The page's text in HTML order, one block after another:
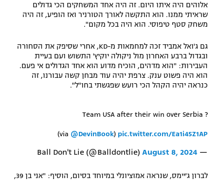
אלוהים היה איתו היום. זה היה אחד המשחקים הכי גדולים
שראיתי ממנו. הוא התקשה לאורך הטורניר ואז הופיע, זה היה
משחק סטף טיפוסי. הוא היה בכל מקום".
גם ג'ואל אמביד זכה למחמאות מ-KD, אחרי שסיפק את הסחורה
ובגדול ברבע האחרון מול ניקולה יוקיץ' התשוש ועם בעיית
העבירות: "הוא מדהים, הוכיח מדוע הוא אחד הגדולים אי פעם.
הוא היה פשוט ענק. צרפת יהיה עוד מבחן קשה עבורנו, זה
כנראה יהיה הקהל הכי רועש שפגשתי בחו"ל".
Team USA after their win over Serbia ?
(via @DevinBook) pic.twitter.com/Ea1i45Z1AP
— Ball Don't Lie (@Balldontlie)
August 8, 2024
לברון ג'יימס, שנראה אמוציונלי במיוחד בסיום, הוסיף: "אני בן 39,